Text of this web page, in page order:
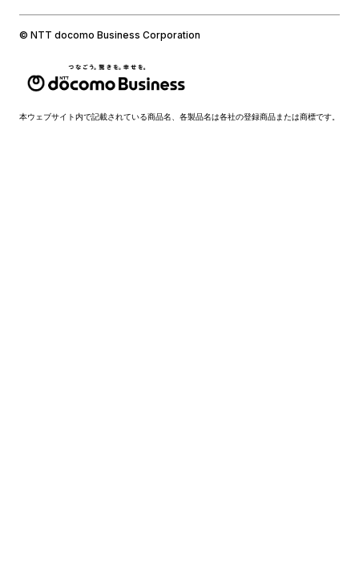
© NTT docomo Business Corporation
本ウェブサイト内で記載されている商品名、各製品名は各社の登録商品または商標です。